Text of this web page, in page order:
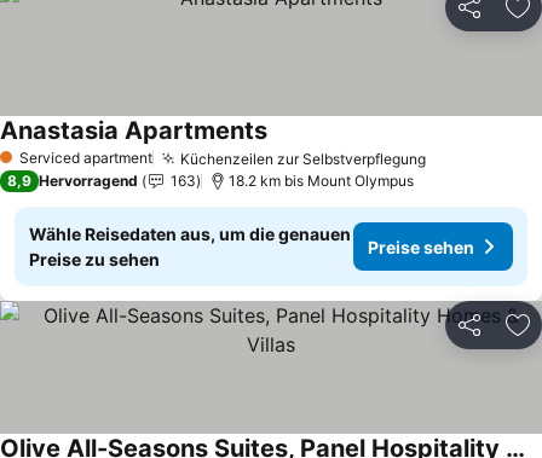
Teilen
1 Sterne
Serviced apartment Küchenzeilen zur Selbstverpflegung
Anastasia Apartments
8,9 Hervorragend 163 18.2 km bis Mount Olympus
Wähle Reisedaten aus, um die genauen
Preise zu sehen
Preise sehen
Teilen
Olive All-Seasons Suites, Panel Hospitality Homes & Villas